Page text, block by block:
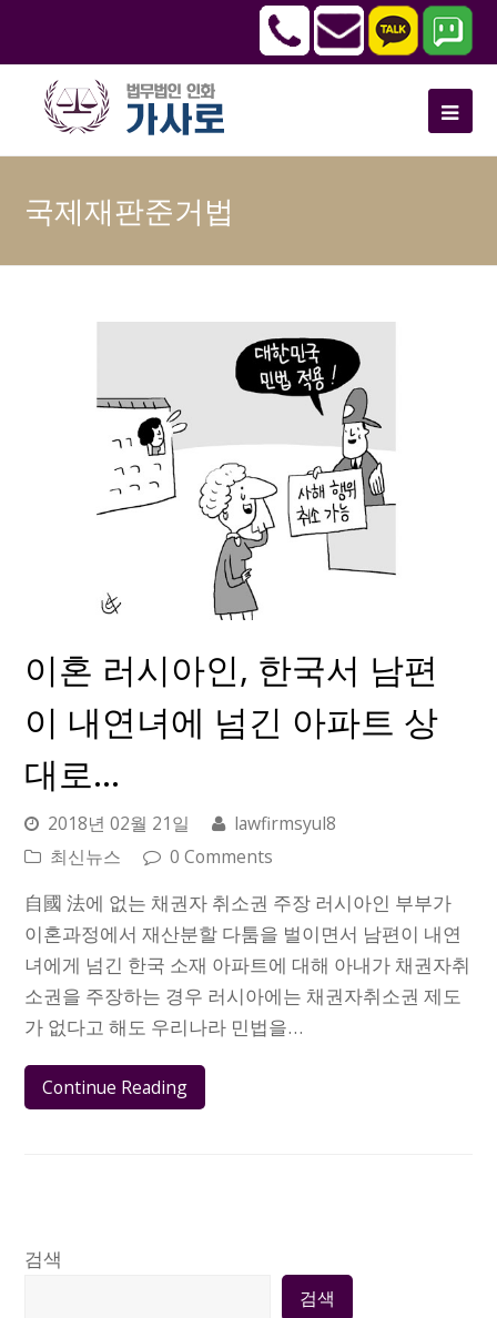
국제재판준거법
이혼 러시아인, 한국서 남편
이 내연녀에 넘긴 아파트 상
대로…
2018년 02월 21일
lawfirmsyul8
최신뉴스
0 Comments
自國 法에 없는 채권자 취소권 주장 러시아인 부부가
이혼과정에서 재산분할 다툼을 벌이면서 남편이 내연
녀에게 넘긴 한국 소재 아파트에 대해 아내가 채권자취
소권을 주장하는 경우 러시아에는 채권자취소권 제도
가 없다고 해도 우리나라 민법을…
Continue Reading
검색
검색